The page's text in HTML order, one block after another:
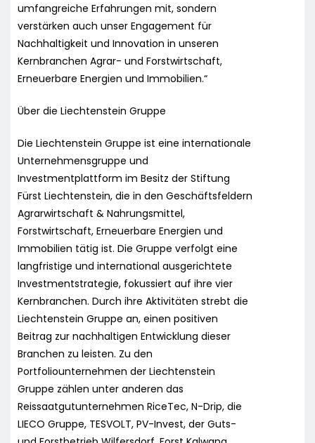
umfangreiche Erfahrungen mit, sondern
verstärken auch unser Engagement für
Nachhaltigkeit und Innovation in unseren
Kernbranchen Agrar- und Forstwirtschaft,
Erneuerbare Energien und Immobilien.“
Über die Liechtenstein Gruppe
Die Liechtenstein Gruppe ist eine internationale
Unternehmensgruppe und
Investmentplattform im Besitz der Stiftung
Fürst Liechtenstein, die in den Geschäftsfeldern
Agrarwirtschaft & Nahrungsmittel,
Forstwirtschaft, Erneuerbare Energien und
Immobilien tätig ist. Die Gruppe verfolgt eine
langfristige und international ausgerichtete
Investmentstrategie, fokussiert auf ihre vier
Kernbranchen. Durch ihre Aktivitäten strebt die
Liechtenstein Gruppe an, einen positiven
Beitrag zur nachhaltigen Entwicklung dieser
Branchen zu leisten. Zu den
Portfoliounternehmen der Liechtenstein
Gruppe zählen unter anderen das
Reissaatgutunternehmen RiceTec, N-Drip, die
LIECO Gruppe, TESVOLT, PV-Invest, der Guts-